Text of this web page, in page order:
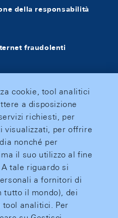
della responsabilità
fraudolenti
cookie, tool analitici
a disposizione
richiesti, per
visualizzati, per offrire
nonché per
il suo utilizzo al fine
tale riguardo si
a fornitori di
tutto il mondo), dei
analitici. Per